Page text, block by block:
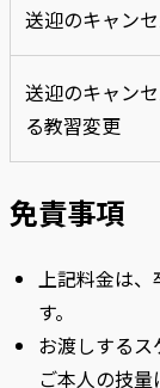
送迎のキャン
送迎のキャン
る教習変更
免責事項
上記料金は、
す。
お渡しするス
ご本人の技